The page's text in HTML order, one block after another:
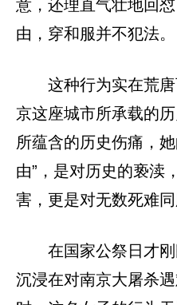
意，还理直气壮地回
由，穿和服并不犯法。
这种行为实在荒
京这座城市所承载的
所蕴含的历史伤痛，
由”，是对历史的亵渎
害，更是对无数死难
在国家公祭日才
沉浸在对南京大屠杀